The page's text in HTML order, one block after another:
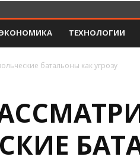
ЭКОНОМИКА ТЕХНОЛОГИИ
батальоны как угрозу